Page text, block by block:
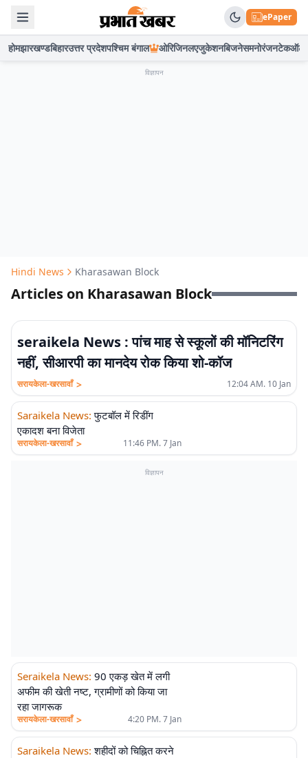
ePaper
होमझारखण्डबिहारउत्तर प्रदेशपश्चिम बंगाल ओरिजिनलएजुकेशनबिजनेसमनोरंजनटेकऑटो
विज्ञापन
Hindi News Kharasawan Block
Articles on Kharasawan Block
seraikela News : पांच माह से स्कूलों की मॉनिटरिंग
नहीं, सीआरपी का मानदेय रोक किया शो-कॉज
सरायकेला-खरसावाँ > 12:04 AM. 10 Jan
Saraikela News: फुटबॉल में रिडींग
एकादश बना विजेता
सरायकेला-खरसावाँ > 11:46 PM. 7 Jan
विज्ञापन
Seraikela News: 90 एकड़ खेत में लगी
अफीम की खेती नष्ट, ग्रामीणों को किया जा
रहा जागरूक
सरायकेला-खरसावाँ > 4:20 PM. 7 Jan
Saraikela News: शहीदों को चिह्नित करने